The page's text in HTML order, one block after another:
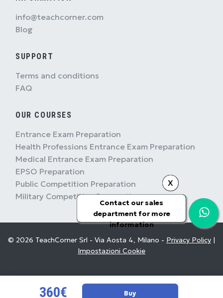
360€ Buy
X
Contact our sales
department for more
information
info@teachcorner.com
Blog
SUPPORT
Terms and conditions
FAQ
OUR COURSES
Entrance Exam Preparation
Health Professions Entrance Exam Preparation
Medical Entrance Exam Preparation
EPSO Preparation
Public Competition Preparation
Military Competition Preparation
© 2026 TeachCorner Srl - Via Aosta 4, Milano - Privacy Policy |
Impostazioni Cookie